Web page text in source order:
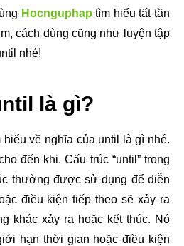
Hocnguphap tìm hiểu tất tần
cách dùng cũng như luyện tập
nhé!
là gì?
về nghĩa của until là gì nhé.
đến khi. Cấu trúc “until” trong
thường được sử dụng để diễn
điều kiện tiếp theo sẽ xảy ra
khác xảy ra hoặc kết thúc. Nó
hạn thời gian hoặc điều kiện